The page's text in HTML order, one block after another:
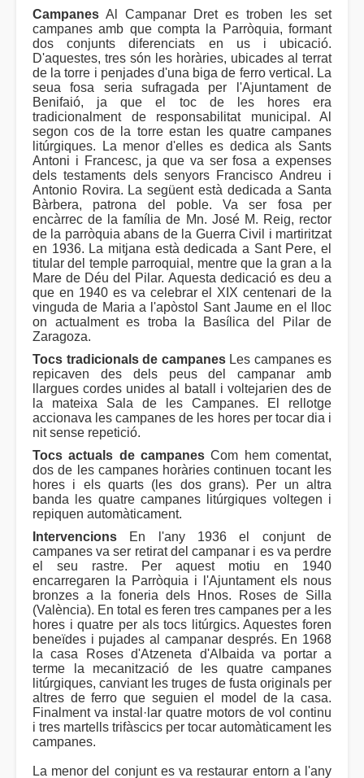
Campanes Al Campanar Dret es troben les set
campanes amb que compta la Parròquia, formant
dos conjunts diferenciats en us i ubicació.
D'aquestes, tres són les horàries, ubicades al terrat
de la torre i penjades d'una biga de ferro vertical. La
seua fosa seria sufragada per l'Ajuntament de
Benifaió, ja que el toc de les hores era
tradicionalment de responsabilitat municipal. Al
segon cos de la torre estan les quatre campanes
litúrgiques. La menor d'elles es dedica als Sants
Antoni i Francesc, ja que va ser fosa a expenses
dels testaments dels senyors Francisco Andreu i
Antonio Rovira. La següent està dedicada a Santa
Bàrbera, patrona del poble. Va ser fosa per
encàrrec de la família de Mn. José M. Reig, rector
de la parròquia abans de la Guerra Civil i martiritzat
en 1936. La mitjana està dedicada a Sant Pere, el
titular del temple parroquial, mentre que la gran a la
Mare de Déu del Pilar. Aquesta dedicació es deu a
que en 1940 es va celebrar el XIX centenari de la
vinguda de Maria a l'apòstol Sant Jaume en el lloc
on actualment es troba la Basílica del Pilar de
Zaragoza.
Tocs tradicionals de campanesLes campanes es
repicaven des dels peus del campanar amb
llargues cordes unides al batall i voltejarien des de
la mateixa Sala de les Campanes. El rellotge
accionava les campanes de les hores per tocar dia i
nit sense repetició.
Tocs actuals de campanes Com hem comentat,
dos de les campanes horàries continuen tocant les
hores i els quarts (les dos grans). Per un altra
banda les quatre campanes litúrgiques voltegen i
repiquen automàticament.
Intervencions En l'any 1936 el conjunt de
campanes va ser retirat del campanar i es va perdre
el seu rastre. Per aquest motiu en 1940
encarregaren la Parròquia i l'Ajuntament els nous
bronzes a la foneria dels Hnos. Roses de Silla
(València). En total es feren tres campanes per a les
hores i quatre per als tocs litúrgics. Aquestes foren
beneïdes i pujades al campanar després. En 1968
la casa Roses d'Atzeneta d'Albaida va portar a
terme la mecanització de les quatre campanes
litúrgiques, canviant les truges de fusta originals per
altres de ferro que seguien el model de la casa.
Finalment va instal·lar quatre motors de vol continu
i tres martells trifàscics per tocar automàticament les
campanes.
La menor del conjunt es va restaurar entorn a l'any